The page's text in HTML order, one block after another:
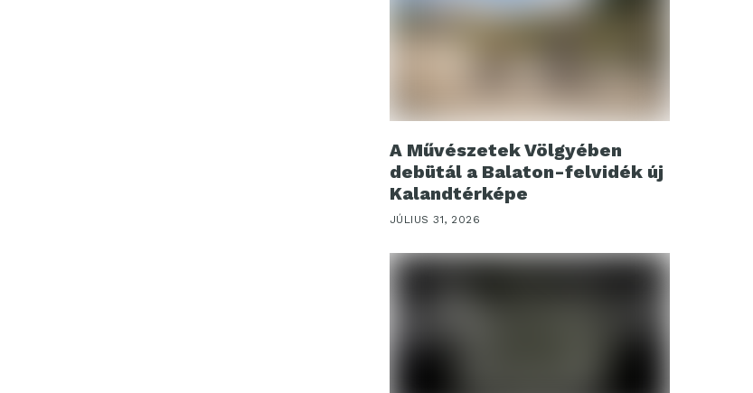
A Művészetek Völgyében
debütál a Balaton-felvidék új
Kalandtérképe
JÚLIUS 31, 2026